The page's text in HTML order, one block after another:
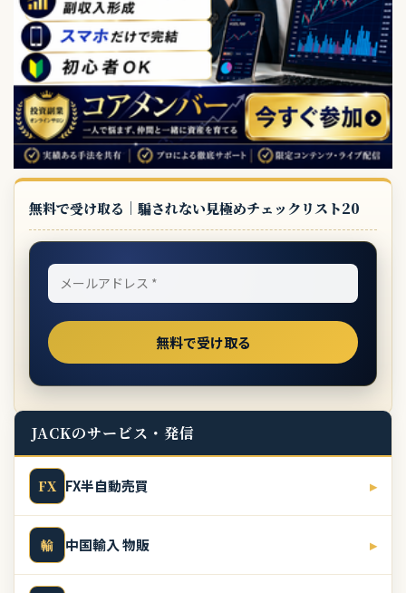
無料で受け取る｜騙されない見極めチェックリスト20
JACKのサービス・発信
FX FX半自動売買 ▸
輸 中国輸入 物販 ▸